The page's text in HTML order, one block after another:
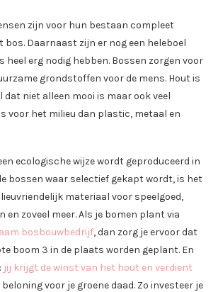
zijn voor hun bestaan compleet
Daarnaast zijn er nog een heleboel
heel erg nodig hebben. Bossen zorgen voor
grondstoffen voor de mens. Hout is
dat niet alleen mooi is maar ook veel
voor het milieu dan plastic, metaal en
ecologische wijze wordt geproduceerd in
bossen waar selectief gekapt wordt, is het
materiaal voor speelgoed,
en zoveel meer. Als je bomen plant via
bosbouwbedrijf, dan zorg je ervoor dat
boom 3 in de plaats worden geplant. En
jij krijgt de winst van het hout en verdient
beloning voor je groene daad. Zo investeer je